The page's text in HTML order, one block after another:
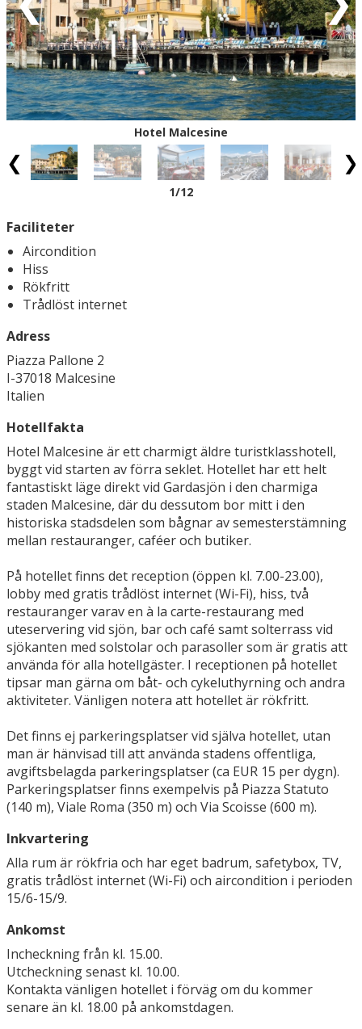
Hotel Malcesine
1/12
Faciliteter
Aircondition
Hiss
Rökfritt
Trådlöst internet
Adress
Piazza Pallone 2
I-37018 Malcesine
Italien
Hotellfakta
Hotel Malcesine är ett charmigt äldre turistklasshotell,
byggt vid starten av förra seklet. Hotellet har ett helt
fantastiskt läge direkt vid Gardasjön i den charmiga
staden Malcesine, där du dessutom bor mitt i den
historiska stadsdelen som bågnar av semesterstämning
mellan restauranger, caféer och butiker.
På hotellet finns det reception (öppen kl. 7.00-23.00),
lobby med gratis trådlöst internet (Wi-Fi), hiss, två
restauranger varav en à la carte-restaurang med
uteservering vid sjön, bar och café samt solterrass vid
sjökanten med solstolar och parasoller som är gratis att
använda för alla hotellgäster. I receptionen på hotellet
tipsar man gärna om båt- och cykeluthyrning och andra
aktiviteter. Vänligen notera att hotellet är rökfritt.
Det finns ej parkeringsplatser vid själva hotellet, utan
man är hänvisad till att använda stadens offentliga,
avgiftsbelagda parkeringsplatser (ca EUR 15 per dygn).
Parkeringsplatser finns exempelvis på Piazza Statuto
(140 m), Viale Roma (350 m) och Via Scoisse (600 m).
Inkvartering
Alla rum är rökfria och har eget badrum, safetybox, TV,
gratis trådlöst internet (Wi-Fi) och aircondition i perioden
15/6-15/9.
Ankomst
Incheckning från kl. 15.00.
Utcheckning senast kl. 10.00.
Kontakta vänligen hotellet i förväg om du kommer
senare än kl. 18.00 på ankomstdagen.